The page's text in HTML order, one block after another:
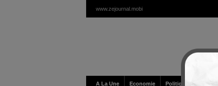
www.zejournal.mobi
A La Une Economie Politique /